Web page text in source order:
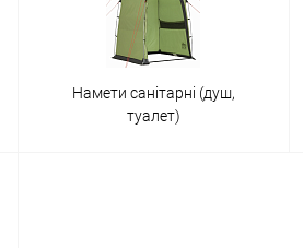
Намети санітарні (душ,
туалет)